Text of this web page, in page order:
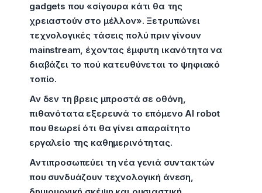
gadgets που «σίγουρα κάτι θα της
χρειαστούν στο μέλλον». Ξετρυπώνει
τεχνολογικές τάσεις πολύ πριν γίνουν
mainstream, έχοντας έμφυτη ικανότητα να
διαβάζει το πού κατευθύνεται το ψηφιακό
τοπίο.
Αν δεν τη βρεις μπροστά σε οθόνη,
πιθανότατα εξερευνά το επόμενο AI robot
που θεωρεί ότι θα γίνει απαραίτητο
εργαλείο της καθημερινότητας.
Αντιπροσωπεύει τη νέα γενιά συντακτών
που συνδυάζουν τεχνολογική άνεση,